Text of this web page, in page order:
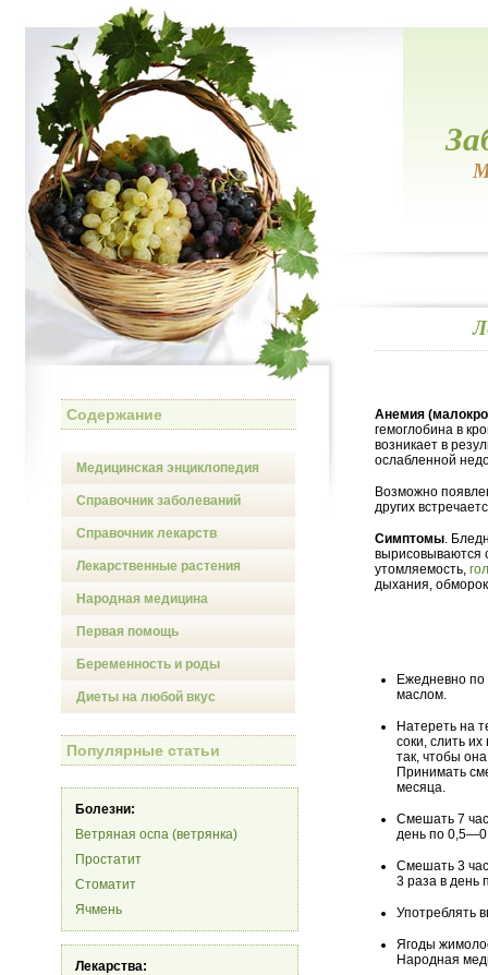
Содержание
Медицинская энциклопедия
Справочник заболеваний
Справочник лекарств
Лекарственные растения
Народная медицина
Первая помощь
Беременность и роды
Диеты на любой вкус
Популярные статьи
Болезни:
Ветряная оспа (ветрянка)
Простатит
Стоматит
Ячмень
Лекарства:
Анемия
гемоглобина в
возникает в
ослабленной
Возможно
других
Симптомы.
вырисовываются
утомляемость,
дыхания,
Ежедневно по
маслом.
Натереть на
соки, слить
так, чтобы
Принимать
месяца.
Смешать 7
день по
Смешать 3
3 раза в день
Употреблять
Ягоды
Народная